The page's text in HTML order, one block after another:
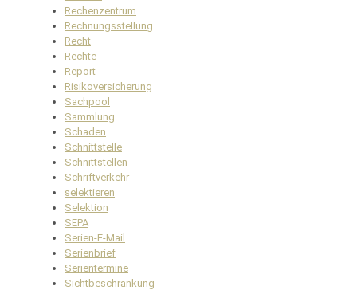
Rechenzentrum
Rechnungsstellung
Recht
Rechte
Report
Risikoversicherung
Sachpool
Sammlung
Schaden
Schnittstelle
Schnittstellen
Schriftverkehr
selektieren
Selektion
SEPA
Serien-E-Mail
Serienbrief
Serientermine
Sichtbeschränkung